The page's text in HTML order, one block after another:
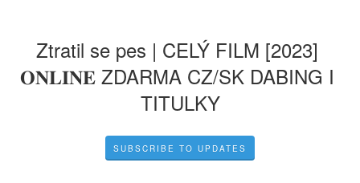
Ztratil se pes | CELÝ FILM [2023]
𝐎𝐍𝐋𝐈𝐍𝐄 ZDARMA CZ/SK DABING I
TITULKY
SUBSCRIBE TO UPDATES